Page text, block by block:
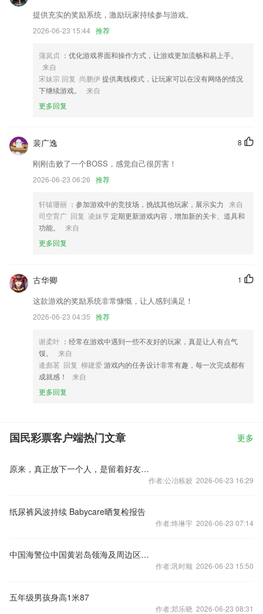
式，会更轻松有趣，让学习变成美妙的享受；
用商店进行打分评论，说出您的使用经历，以帮助我们更好的对产品进行
优化修改。
会议支持排序分组
「新增」酒店首页，热门目的地top10酒店推荐
进行优化修改。
进一步完善了应有功能，使其符合平台基本要求。
本次更新内容：
以上就是国民彩票客户端的介绍，如果您喜欢这款软件，您可以到应用商
店进行打分评论，说出您的使用经历，以帮助我们更好的对产品进行优化
提供充实的奖励系统，激励玩家持续参与游戏。
2026-06-23 15:44 推荐
蒲岚贞 ：优化游戏界面和操作方式，让游戏更加流畅和易上手。
来自
宋妹宗 回复 尚鹏伊提供离线模式，让玩家可以在没有网络的情况
下继续游戏。
来自
更多回复
8
裴广逸
刚刚击败了一个BOSS，感觉自己很厉害！
2026-06-23 06:26 推荐
轩辕珊丽 ：参加游戏中的竞技场，挑战其他玩家，展示实力 来自
司空育广 回复 凌妹亨 定期更新游戏内容，增加新的关卡、道具和
功能。
来自
更多回复
1
古华卿
这款游戏的奖励系统非常慷慨，让人感到满足！
2026-06-23 04:35 推荐
谢柔叶 ：经常在游戏中遇到一些不友好的玩家，真是让人有点气
馁。
来自
逄彪茗 回复 柳建爱游戏内的任务设计非常有趣，每一次完成都有
成就感！
来自
更多回复
国民彩票客户端热门文章 更多
原来，真正放下一个人，是留着好友、没加黑名单、也不主动发消息，直到某天发现，已经翻篇了
作者:公冶栋姣 2026-06-23 16:29
纸尿裤风波持续 Babycare晒复检报告
作者:终琳宇 2026-06-23 07:14
中国海警位中国黄岩岛领海及周边区域执法巡查
作者:巩时顺 2026-06-23 15:50
五年级男孩身高1米87
作者:郑乐晓 2026-06-23 08:31